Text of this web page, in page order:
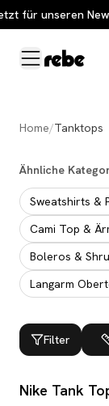
für unseren
Home/Tanktops
Ähnliche
Sweatshirts &
Cami Top &
Boleros &
Langarm
Filter
Nike Tank